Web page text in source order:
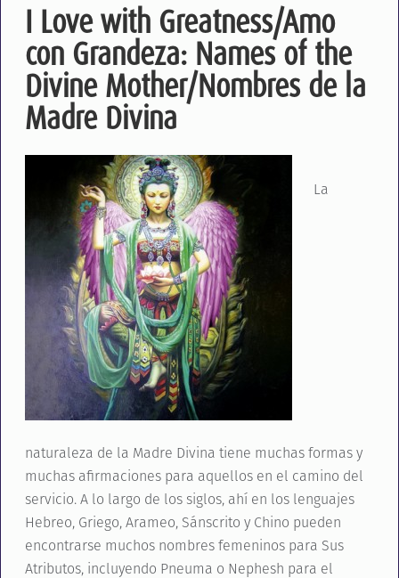
I Love with Greatness/Amo
con Grandeza: Names of the
Divine Mother/Nombres de la
Madre Divina
La
naturaleza de la Madre Divina tiene muchas formas y
muchas afirmaciones para aquellos en el camino del
servicio. A lo largo de los siglos, ahí en los lenguajes
Hebreo, Griego, Arameo, Sánscrito y Chino pueden
encontrarse muchos nombres femeninos para Sus
Atributos, incluyendo Pneuma o Nephesh para el